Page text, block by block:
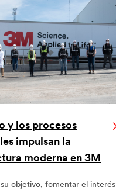
y los procesos
impulsan la
moderna en 3M
su objetivo, fomentar el interés